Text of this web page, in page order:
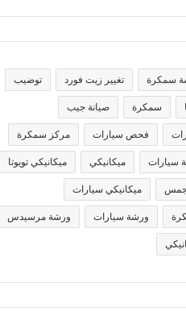
سمكرة تغيير زيت فورد توضيب
سمكرة صيانة جيب
فحص سيارات مركز سمكرة
سيارات ميكانيكي ميكانيكي تويوتا
جمس ميكانيكي سيارات
ورشة سيارات ورشة مرسيدس